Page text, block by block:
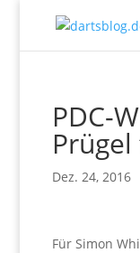
PDC-
Dez. 24, 2016
Für Simon